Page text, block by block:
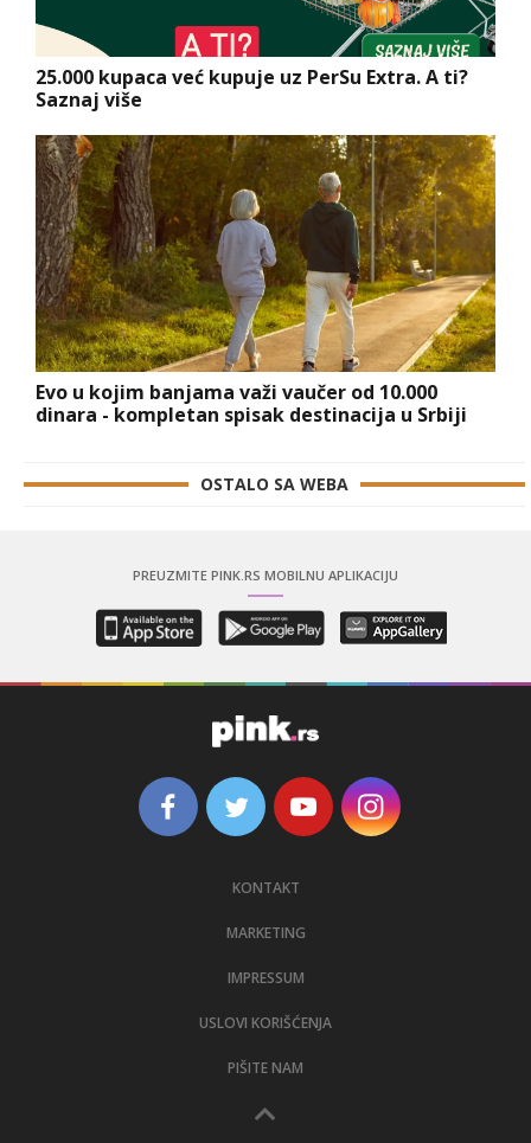
25.000 kupaca već kupuje uz PerSu Extra. A ti?
Saznaj više
Evo u kojim banjama važi vaučer od 10.000
dinara - kompletan spisak destinacija u Srbiji
OSTALO SA WEBA
PREUZMITE PINK.RS MOBILNU APLIKACIJU
KONTAKT
MARKETING
IMPRESSUM
USLOVI KORIŠĆENJA
PIŠITE NAM